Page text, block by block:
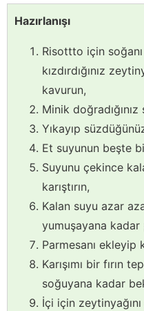
Hazırlanışı
Risottto için
kızdırdığınız
kavurun,
Minik doğradığınız
Yıkayıp
Et suyunun beşte
Suyunu çekince
karıştırın,
Kalan suyu azar
yumuşayana kadar
Parmesanı ekleyip
Karışımı bir fırın
soğuyana kadar
İçi için